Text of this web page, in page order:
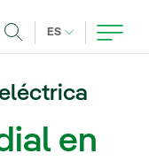
ES IDIOMA
en